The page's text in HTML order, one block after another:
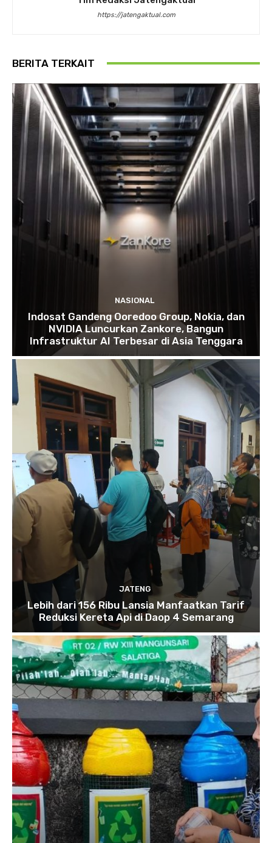
https://jatengaktual.com
BERITA TERKAIT
NASIONAL
Indosat Gandeng Ooredoo Group, Nokia, dan
NVIDIA Luncurkan Zankore, Bangun
Infrastruktur AI Terbesar di Asia Tenggara
JATENG
Lebih dari 156 Ribu Lansia Manfaatkan Tarif
Reduksi Kereta Api di Daop 4 Semarang